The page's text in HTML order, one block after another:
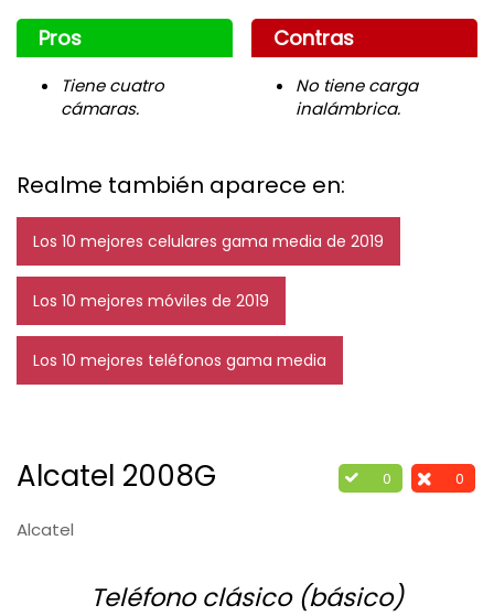
Pros
Tiene cuatro
cámaras.
Contras
No tiene carga
inalámbrica.
Realme también aparece en:
Los 10 mejores celulares gama media de 2019
Los 10 mejores móviles de 2019
Los 10 mejores teléfonos gama media
0 0
Alcatel 2008G
Alcatel
Teléfono clásico (básico)